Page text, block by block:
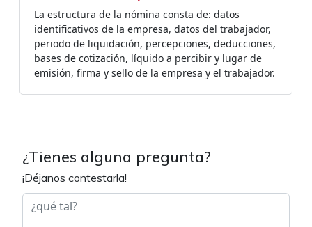
La estructura de la nómina consta de: datos
identificativos de la empresa, datos del trabajador,
periodo de liquidación, percepciones, deducciones,
bases de cotización, líquido a percibir y lugar de
emisión, firma y sello de la empresa y el trabajador.
¿Tienes alguna pregunta?
¡Déjanos contestarla!